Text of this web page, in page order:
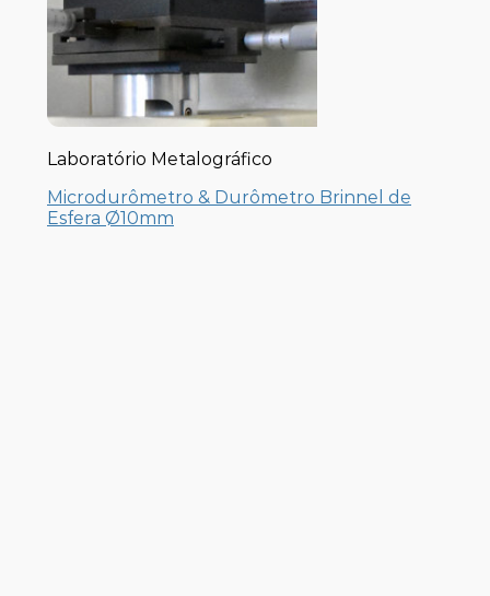
Laboratório Metalográfico
Microdurômetro & Durômetro Brinnel de
Esfera Ø10mm